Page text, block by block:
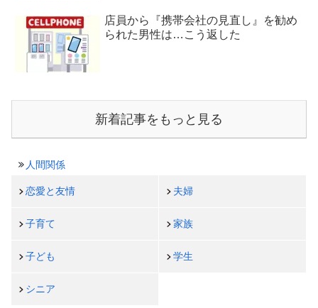
店員から『携帯会社の見直し』を勧め
られた男性は…こう返した
新着記事をもっと見る
人間関係
恋愛と友情 夫婦
子育て 家族
子ども 学生
シニア